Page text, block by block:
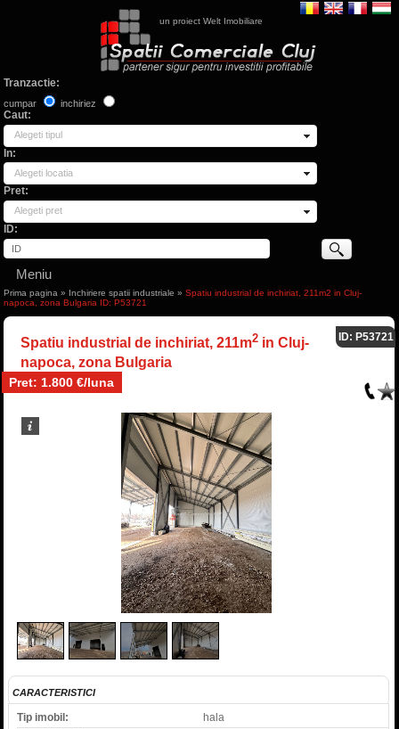
un proiect Welt Imobiliare
Tranzactie:
cumpar inchiriez
Caut:
Alegeti tipul
In:
Alegeti locatia
Pret:
Alegeti pret
ID:
Meniu
Prima pagina » Inchiriere spatii industriale »Spatiu industrial de inchiriat, 211m2 in Cluj-
napoca, zona Bulgaria ID: P53721
Spatiu industrial de inchiriat, 211m2in Cluj-
napoca, zona Bulgaria
Pret: 1.800 €/luna
ID: P53721
CARACTERISTICI
Tip imobil:
hala